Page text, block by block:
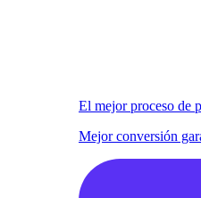
El mejor proceso de
Mejor conversión